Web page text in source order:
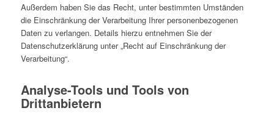
Außerdem haben Sie das Recht, unter bestimmten Umständen
die Einschränkung der Verarbeitung Ihrer personenbezogenen
Daten zu verlangen. Details hierzu entnehmen Sie der
Datenschutzerklärung unter „Recht auf Einschränkung der
Verarbeitung“.
Analyse-Tools und Tools von
Drittanbietern